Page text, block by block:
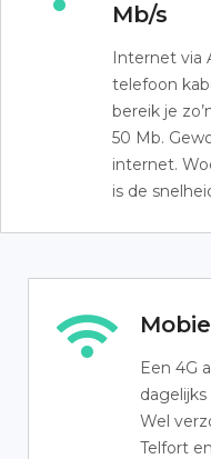
Mb/s
Internet via
telefoon
bereik je
50 Mb.
internet.
is de
Een 4G
Wel
Telfort